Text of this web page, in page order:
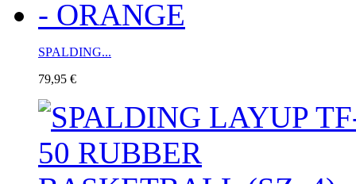
SPALDING...
79,95 €